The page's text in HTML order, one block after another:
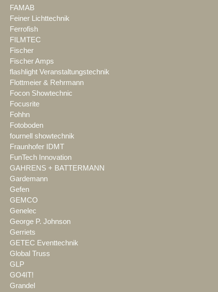
FAMAB
Feiner Lichttechnik
Ferrofish
FILMTEC
Fischer
Fischer Amps
flashlight Veranstaltungstechnik
Flottmeier & Rehrmann
Focon Showtechnic
Focusrite
Fohhn
Fotoboden
fournell showtechnik
Fraunhofer IDMT
FunTech Innovation
GAHRENS + BATTERMANN
Gardemann
Gefen
GEMCO
Genelec
George P. Johnson
Gerriets
GETEC Eventtechnik
Global Truss
GLP
GO4IT!
Grandel